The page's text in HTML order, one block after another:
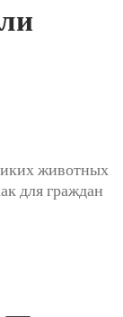
животных
для граждан